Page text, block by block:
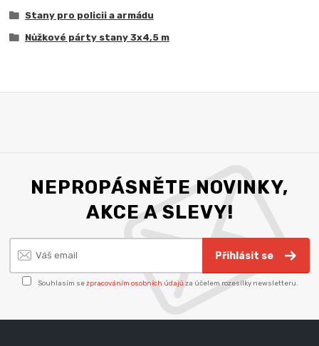
Stany pro policii a armádu
Nůžkové párty stany 3x4,5 m
NEPROPÁSNĚTE NOVINKY,
AKCE A SLEVY!
Přihlásit se
Souhlasím sezpracováním osobních údajů za účelem rozesílky newsletteru.